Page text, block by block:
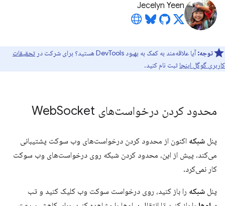
Jecelyn Yeen
توجه:آیا علاقه‌مند به کمک به بهبود DevTools هستید؟ برای شرکت در
تحقیقات
کاربری گوگل اینجا ثبت نام کنید.
محدود کردن درخواست‌های Web Socket
پنل شبکه اکنون از محدود کردن درخواست‌های وب سوکت پشتیبانی
می‌کند. پیش از این، محدود کردن شبکه روی درخواست‌های وب سوکت
کار نمی‌کرد.
پنل شبکه را باز کنید، روی درخواست سوکت وب کلیک کنید و تب